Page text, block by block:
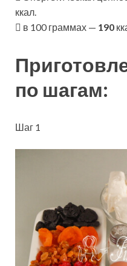
ккал.
в 100 граммах — 190
по шагам:
Шаг 1